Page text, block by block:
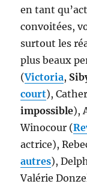
en tant
convoitées,
surtout les
plus beaux
(Victoria,
court),
impossible),
Winocour (
actrice),
autres),
Valérie